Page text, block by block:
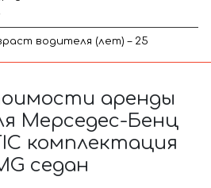
водителя (лет) – 25
аренды
Мерседес-Бенц
комплектация
седан